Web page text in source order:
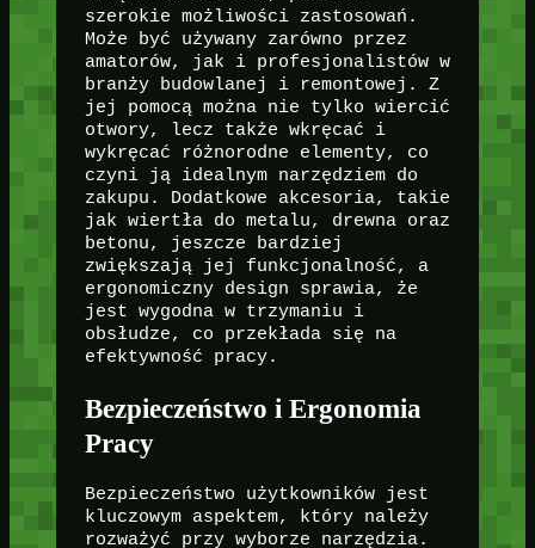
szerokie możliwości zastosowań.
Może być używany zarówno przez
amatorów, jak i profesjonalistów w
branży budowlanej i remontowej. Z
jej pomocą można nie tylko wiercić
otwory, lecz także wkręcać i
wykręcać różnorodne elementy, co
czyni ją idealnym narzędziem do
zakupu. Dodatkowe akcesoria, takie
jak wiertła do metalu, drewna oraz
betonu, jeszcze bardziej
zwiększają jej funkcjonalność, a
ergonomiczny design sprawia, że
jest wygodna w trzymaniu i
obsłudze, co przekłada się na
efektywność pracy.
Bezpieczeństwo i Ergonomia
Pracy
Bezpieczeństwo użytkowników jest
kluczowym aspektem, który należy
rozważyć przy wyborze narzędzia.